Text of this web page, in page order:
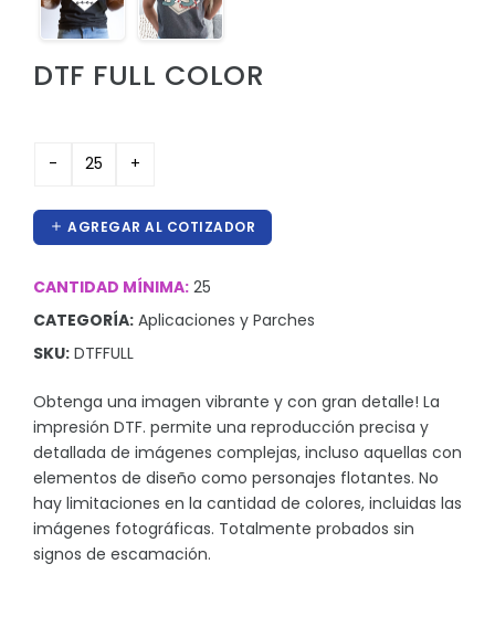
Lanyards
Lentes
Pines
Proteccion e Higiene
ProudPath
Reconocimientos
Regalos por Ocasion
Sombrillas y Paraguas
Sony
Suculentas
Tecnologia
DTF FULL COLOR
AGREGAR AL COTIZADOR
CANTIDAD MÍNIMA: 25
CATEGORÍA: Aplicaciones y Parches
SKU: DTFFULL
Obtenga una imagen vibrante y con gran detalle! La
impresión DTF. permite una reproducción precisa y
detallada de imágenes complejas, incluso aquellas con
elementos de diseño como personajes flotantes. No
hay limitaciones en la cantidad de colores, incluidas las
imágenes fotográficas. Totalmente probados sin
signos de escamación.